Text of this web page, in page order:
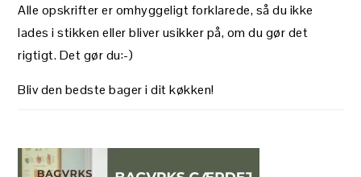
Alle opskrifter er omhyggeligt forklarede, så du ikke
lades i stikken eller bliver usikker på, om du gør det
rigtigt. Det gør du:-)
Bliv den bedste bager i dit køkken!